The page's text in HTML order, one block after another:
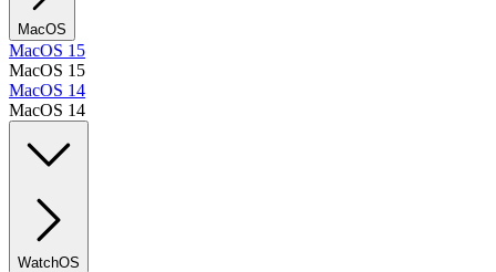
MacOS
MacOS 15
MacOS 15
MacOS 14
MacOS 14
WatchOS